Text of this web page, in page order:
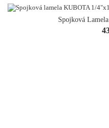
Spojková